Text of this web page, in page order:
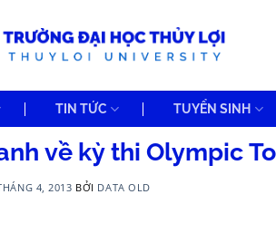
TIN TỨC TUYỂN SINH
về kỳ thi Olympic
4, 2013 BỞI DATA OLD